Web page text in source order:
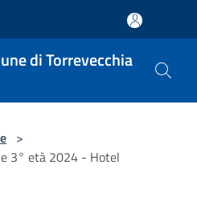
di Torrevecchia
>
3° età 2024 - Hotel